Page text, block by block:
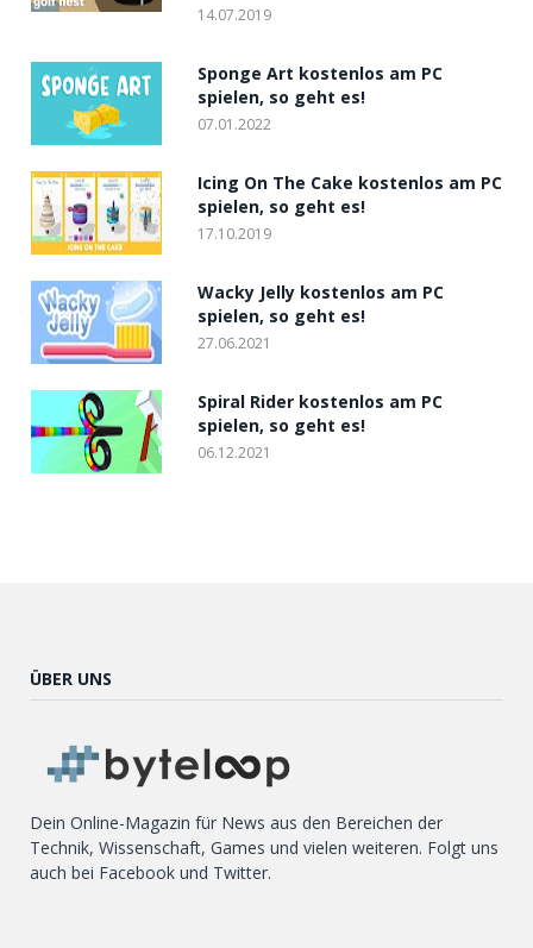
14.07.2019
Sponge Art kostenlos am PC
spielen, so geht es!
07.01.2022
Icing On The Cake kostenlos am PC
spielen, so geht es!
17.10.2019
Wacky Jelly kostenlos am PC
spielen, so geht es!
27.06.2021
Spiral Rider kostenlos am PC
spielen, so geht es!
06.12.2021
ÜBER UNS
Dein Online-Magazin für News aus den Bereichen der
Technik, Wissenschaft, Games und vielen weiteren. Folgt uns
auch bei Facebook und Twitter.